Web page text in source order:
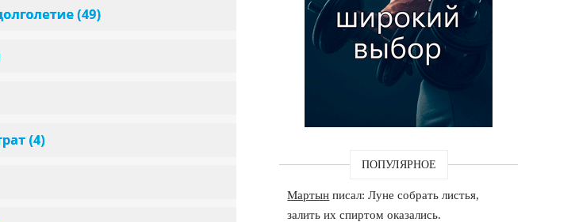
ПОПУЛЯРНОЕ
Мартын писал: Луне собрать листья,
залить их спиртом оказались.